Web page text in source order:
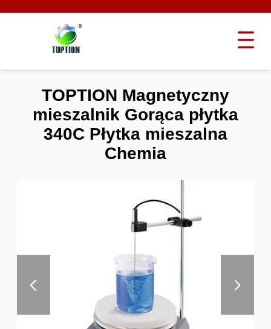
TOPTION Magnetyczny
mieszalnik Gorąca płytka
340C Płytka mieszalna
Chemia